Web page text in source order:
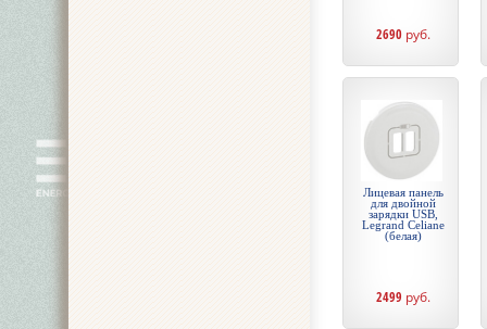
2690 руб.
Лицевая панель
для двойной
зарядки USB,
Legrand Celiane
(белая)
2499 руб.